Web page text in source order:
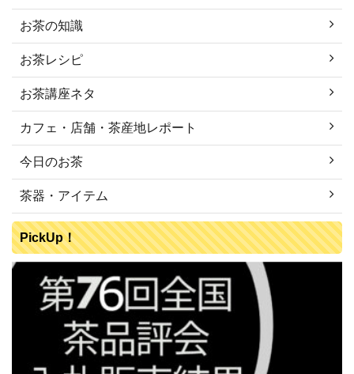
お茶の知識
お茶レシピ
お茶講座ネタ
カフェ・店舗・茶産地レポート
今日のお茶
茶器・アイテム
PickUp！